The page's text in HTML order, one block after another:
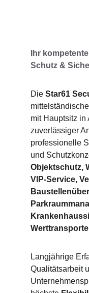
Ihr
Schutz &
Die Star61
mit Hauptsitz in
zuverlässiger
professionelle
und
Objektschutz,
VIP-Service,
Langjährige
Qualitätsarbeit